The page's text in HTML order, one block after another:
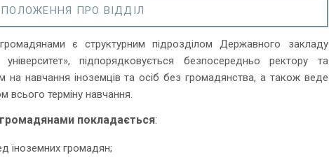
ПОЛОЖЕННЯ ПРО ВІДДІЛ
є структурним підрозділом Державного закладу
підпорядковується безпосередньо ректору та
навчання іноземців та осіб без громадянства, а також веде
всього терміну навчання.
покладається:
іноземних громадян;